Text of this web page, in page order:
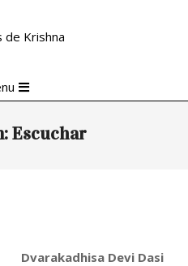
Escuchar
Dvarakadhisa Devi Dasi